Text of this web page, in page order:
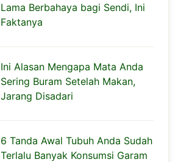
Lama Berbahaya bagi Sendi, Ini
Faktanya
Ini Alasan Mengapa Mata Anda
Sering Buram Setelah Makan,
Jarang Disadari
6 Tanda Awal Tubuh Anda Sudah
Terlalu Banyak Konsumsi Garam